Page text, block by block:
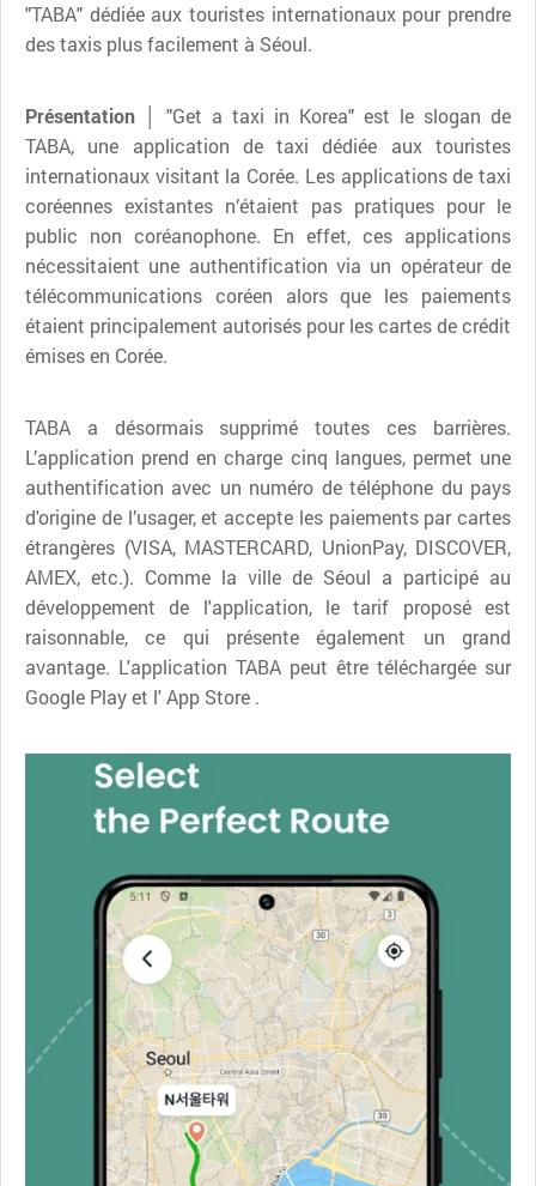
"TABA" dédiée aux touristes internationaux pour prendre
des taxis plus facilement à Séoul.
Présentation │ "Get a taxi in Korea" est le slogan de
TABA, une application de taxi dédiée aux touristes
internationaux visitant la Corée. Les applications de taxi
coréennes existantes n’étaient pas pratiques pour le
public non coréanophone. En effet, ces applications
nécessitaient une authentification via un opérateur de
télécommunications coréen alors que les paiements
étaient principalement autorisés pour les cartes de crédit
émises en Corée.
TABA a désormais supprimé toutes ces barrières.
L’application prend en charge cinq langues, permet une
authentification avec un numéro de téléphone du pays
d'origine de l’usager, et accepte les paiements par cartes
étrangères (VISA, MASTERCARD, UnionPay, DISCOVER,
AMEX, etc.). Comme la ville de Séoul a participé au
développement de l'application, le tarif proposé est
raisonnable, ce qui présente également un grand
avantage. L'application TABA peut être téléchargée sur
Google Play et l' App Store .